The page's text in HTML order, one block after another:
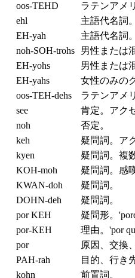
oos-TEHD
ラテンアメ
ehl
主語代名詞
EH-yah
主語代名詞。
noh-SOH-trohs
男性または
EH-yohs
男性または
EH-yahs
女性のみの
oos-TEH-dehs
ラテンアメ
see
肯定。アク
noh
否定。
keh
疑問詞。ア
kyen
疑問詞。複
KOH-moh
疑問詞。感
KWAN-doh
疑問詞。
DOHN-deh
疑問詞。
por KEH
疑問形。
por-KEH
理由。'por
por
原因、交換
PAH-rah
目的、行き
kohn
前置詞。